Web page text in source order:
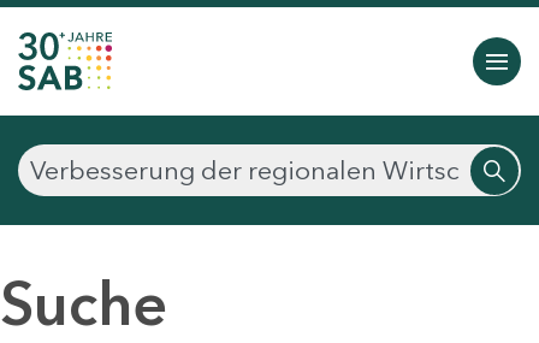
Suche